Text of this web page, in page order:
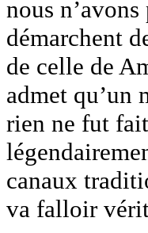
nous
démarchent
de celle de
admet qu’un
rien ne fut
canaux
va falloir